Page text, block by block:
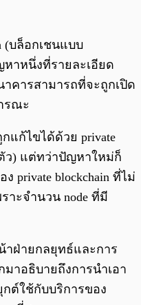
(บล็อกเชนแบบ
าหนึ่งที่รายละเอียด
คารสามารถที่จะถูกเปิด
รณะ
แก้ไขได้ด้วย private
ว) แต่ทว่าปัญหาใหม่ก็
private blockchain ที่ไม่
าะจำนวน node ที่มี
าฝ่ายกลยุทธ์และการ
มาอธิบายถึงการนำเอา
กต์ใช้กับบริการของ